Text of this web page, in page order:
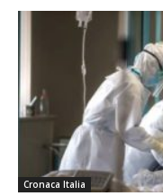
Cronaca Italia